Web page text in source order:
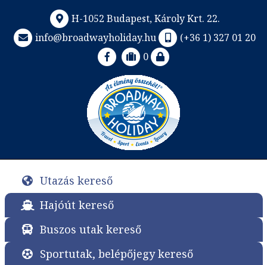
H-1052 Budapest, Károly Krt. 22.
info@broadwayholiday.hu
(+36 1) 327 01 20
0
Utazás kereső
Hajóút kereső
Buszos utak kereső
Sportutak, belépőjegy kereső